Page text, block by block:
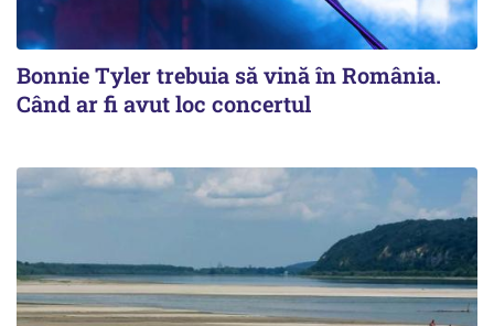
Bonnie Tyler trebuia să vină în România.
Când ar fi avut loc concertul